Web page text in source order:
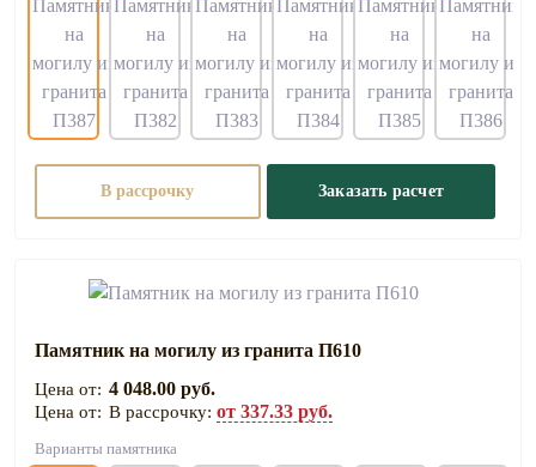
В рассрочку Заказать расчет
Памятник на могилу из гранита П610
4 048.00 руб.
В рассрочку: от 337.33 руб.
Варианты памятника